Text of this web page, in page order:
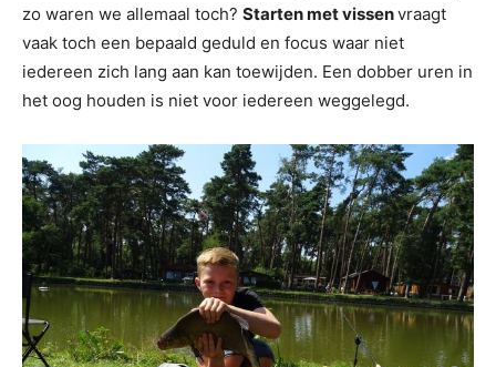
zo waren we allemaal toch? Starten met vissenvraagt
vaak toch een bepaald geduld en focus waar niet
iedereen zich lang aan kan toewijden. Een dobber uren in
het oog houden is niet voor iedereen weggelegd.